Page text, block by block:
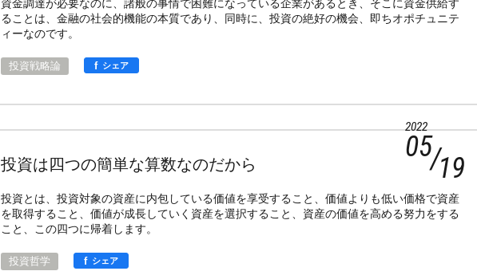
資金調達が必要なのに、諸般の事情で困難になっている企業があるとき、そこに資金供給す
ることは、金融の社会的機能の本質であり、同時に、投資の絶好の機会、即ちオポチュニテ
ィーなのです。
投資戦略論 f シェア
2022
05
19
投資は四つの簡単な算数なのだから
投資とは、投資対象の資産に内包している価値を享受すること、価値よりも低い価格で資産
を取得すること、価値が成長していく資産を選択すること、資産の価値を高める努力をする
こと、この四つに帰着します。
投資哲学 f シェア